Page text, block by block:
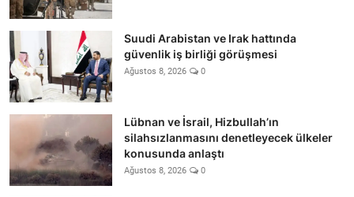
Suudi Arabistan ve Irak hattında
güvenlik iş birliği görüşmesi
Ağustos 8, 2026 0
Lübnan ve İsrail, Hizbullah’ın
silahsızlanmasını denetleyecek ülkeler
konusunda anlaştı
Ağustos 8, 2026 0